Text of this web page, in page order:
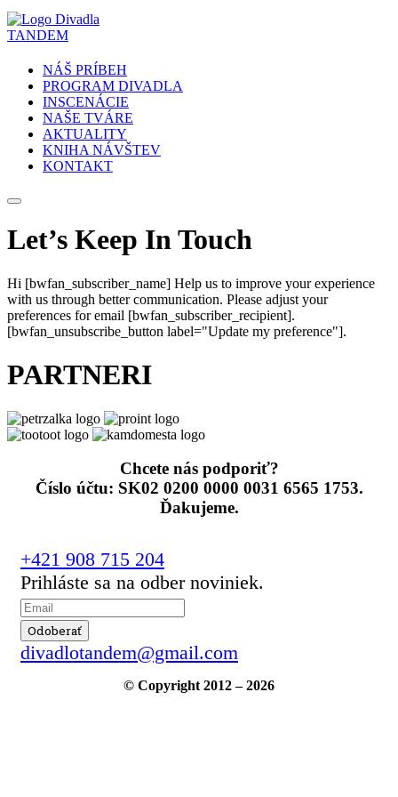
NÁŠ PRÍBEH
PROGRAM DIVADLA
INSCENÁCIE
NAŠE TVÁRE
AKTUALITY
KNIHA NÁVŠTEV
KONTAKT
Let’s Keep In Touch
Hi [bwfan_subscriber_name] Help us to improve your experience
with us through better communication. Please adjust your
preferences for email [bwfan_subscriber_recipient].
[bwfan_unsubscribe_button label="Update my preference"].
PARTNERI
Chcete nás podporiť?
Číslo účtu: SK02 0200 0000 0031 6565 1753.
Ďakujeme.
+421 908 715 204
Prihláste sa na odber noviniek.
divadlotandem@gmail.com
© Copyright 2012 – 2026